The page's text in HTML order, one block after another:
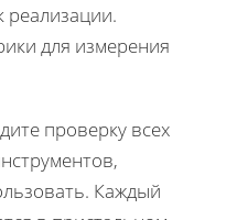
реализации.
для измерения
проверку всех
Каждый